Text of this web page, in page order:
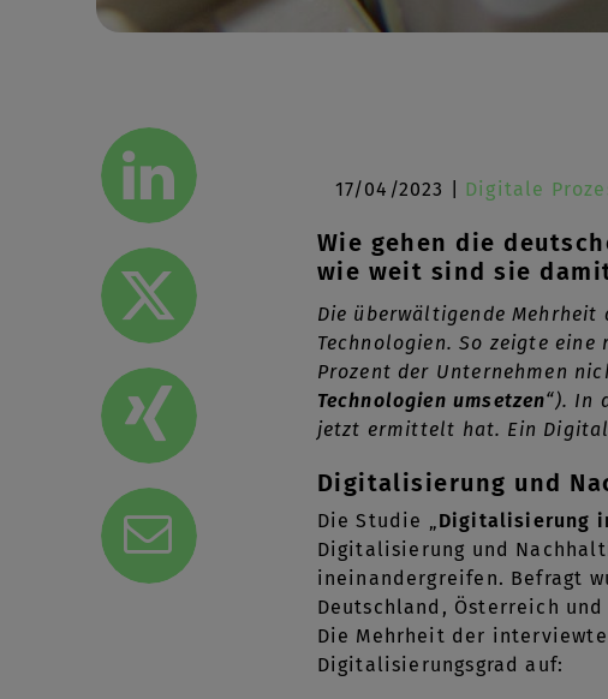
17/04/2023 | Digitale
Wie gehen die
wie weit sind sie
Die überwältigende
Technologien. So zeigte
Prozent der Unternehmen
Technologien umsetzen“). In
jetzt ermittelt hat. Ein
Digitalisierung und
Die Studie „ Digitalisierung
Digitalisierung und
ineinandergreifen. Befragt
Deutschland, Österreich und
Die Mehrheit der
Digitalisierungsgrad auf: